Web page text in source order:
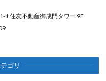
住友不動産御成門タワー 9F
ゴリ